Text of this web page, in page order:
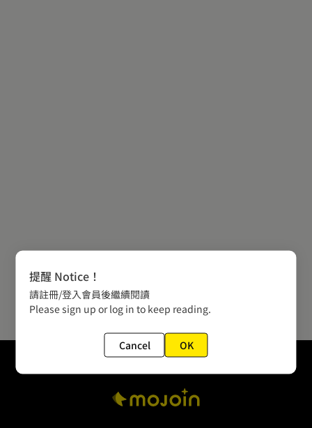
提醒 Notice！
請註冊/登入會員後繼續閱讀
Please sign up or log in to keep reading.
Cancel OK